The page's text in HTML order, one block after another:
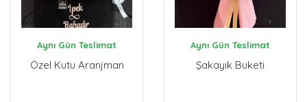
Aynı Gün Teslimat
Özel Kutu Aranjman
Aynı Gün Teslimat
Şakayık Buketi